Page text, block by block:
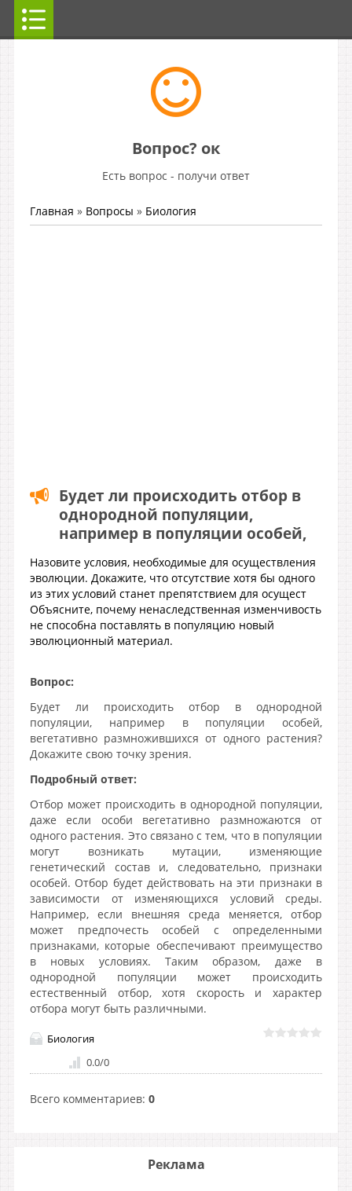
Вопрос? ок
Есть вопрос - получи ответ
Главная » Вопросы » Биология
Будет ли происходить отбор в
однородной популяции,
например в популяции особей,
Назовите условия, необходимые для осуществления
эволюции. Докажите, что отсутствие хотя бы одного
из этих условий станет препятствием для осущест
Объясните, почему ненаследственная изменчивость
не способна поставлять в популяцию новый
эволюционный материал.
Вопрос:
Будет ли происходить отбор в однородной
популяции, например в популяции особей,
вегетативно размножившихся от одного растения?
Докажите свою точку зрения.
Подробный ответ:
Отбор может происходить в однородной популяции,
даже если особи вегетативно размножаются от
одного растения. Это связано с тем, что в популяции
могут возникать мутации, изменяющие
генетический состав и, следовательно, признаки
особей. Отбор будет действовать на эти признаки в
зависимости от изменяющихся условий среды.
Например, если внешняя среда меняется, отбор
может предпочесть особей с определенными
признаками, которые обеспечивают преимущество
в новых условиях. Таким образом, даже в
однородной популяции может происходить
естественный отбор, хотя скорость и характер
отбора могут быть различными.
Биология
0.0/0
Всего комментариев: 0
Реклама